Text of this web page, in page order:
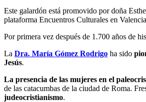
Este galardón está promovido por doña
plataforma Encuentros Culturales en
Por primera vez después de 1.700 años de
La Dra. María Gómez Rodrigo ha sido
Jesús.
La presencia de las mujeres en el
de las catacumbas de la ciudad de Roma.
judeocristianismo.